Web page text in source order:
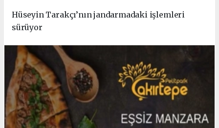
Hüseyin Tarakçı’nın jandarmadaki işlemleri
sürüyor